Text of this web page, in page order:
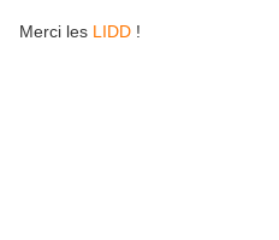
Merci les LIDD !